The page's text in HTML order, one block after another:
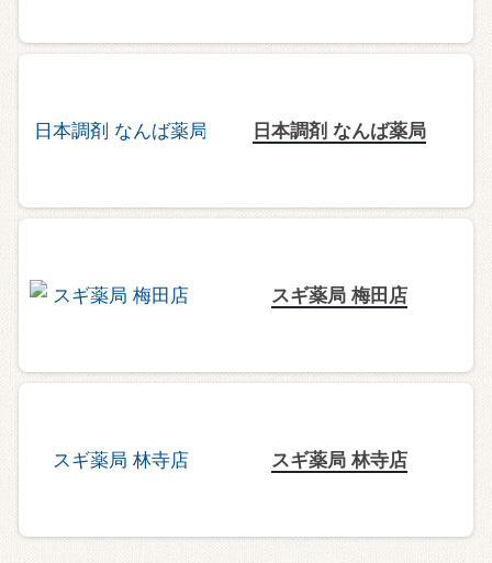
日本調剤 なんば薬局
スギ薬局 梅田店
スギ薬局 林寺店